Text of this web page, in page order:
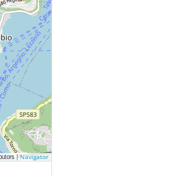
|Navigator